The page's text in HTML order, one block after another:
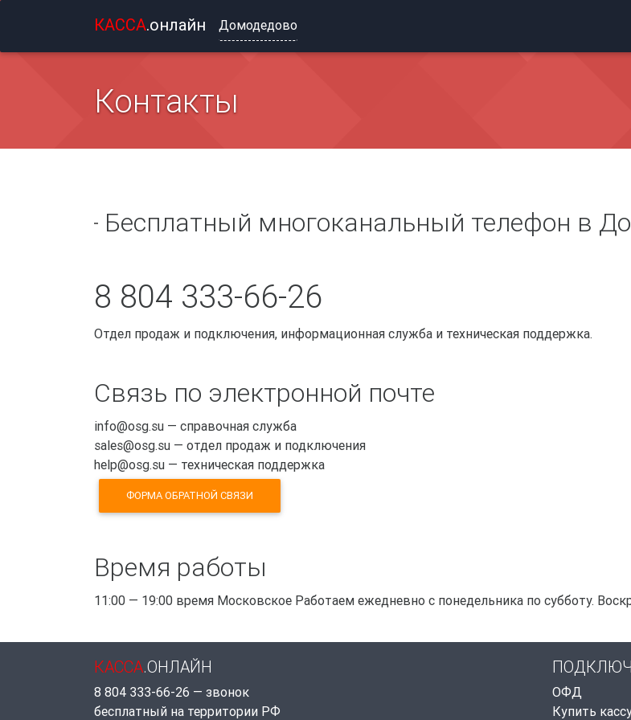
КАССА.онлайн Домодедово
Контакты
Бесплатный многоканальный телефон в
8 804 333-66-26
Отдел продаж и подключения, информационная служба и техническая поддержка.
Связь по электронной почте
info@osg.su — справочная служба
sales@osg.su — отдел продаж и подключения
help@osg.su — техническая поддержка
ФОРМА ОБРАТНОЙ СВЯЗИ
Время работы
11:00 — 19:00 время Московское Работаем ежедневно с понедельника по субботу.
КАССА.ОНЛАЙН
8 804 333-66-26 — звонок
бесплатный на территории РФ
ОФД
Купить